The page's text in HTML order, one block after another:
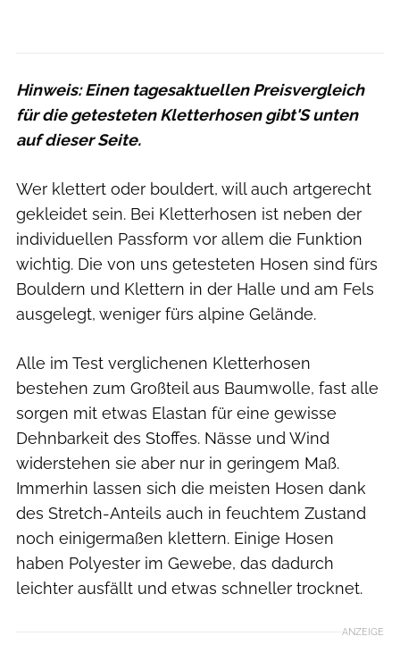
Hinweis: Einen tagesaktuellen Preisvergleich
für die getesteten Kletterhosen gibt'S unten
auf dieser Seite.
Wer klettert oder bouldert, will auch artgerecht
gekleidet sein. Bei Kletterhosen ist neben der
individuellen Passform vor allem die Funktion
wichtig. Die von uns getesteten Hosen sind fürs
Bouldern und Klettern in der Halle und am Fels
ausgelegt, weniger fürs alpine Gelände.
Alle im Test verglichenen Kletterhosen
bestehen zum Großteil aus Baumwolle, fast alle
sorgen mit etwas Elastan für eine gewisse
Dehnbarkeit des Stoffes. Nässe und Wind
widerstehen sie aber nur in geringem Maß.
Immerhin lassen sich die meisten Hosen dank
des Stretch-Anteils auch in feuchtem Zustand
noch einigermaßen klettern. Einige Hosen
haben Polyester im Gewebe, das dadurch
leichter ausfällt und etwas schneller trocknet.
ANZEIGE